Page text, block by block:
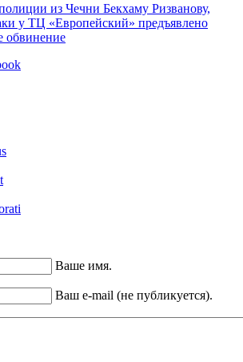
из Чечни Бекхаму Ризванову,
у ТЦ «Европейский» предъявлено
обвинение
Ваше имя.
Ваш e-mail (не публикуется).